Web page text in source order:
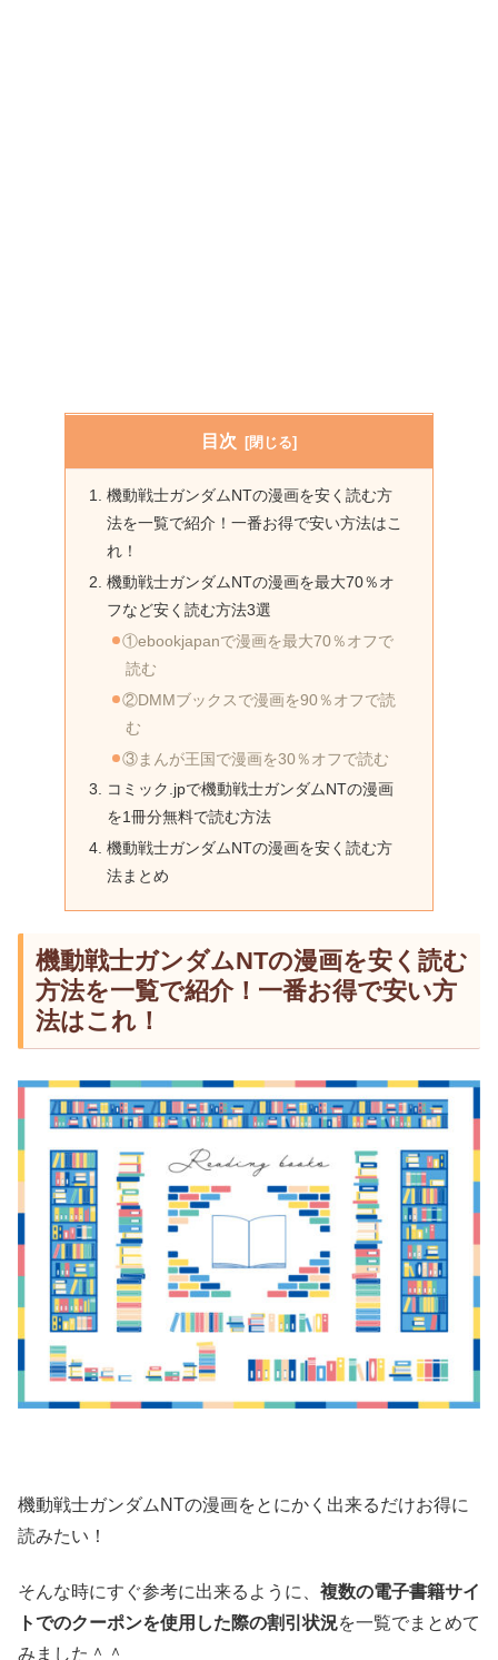
目次
機動戦士ガンダムNTの漫画を安く読む方
法を一覧で紹介！一番お得で安い方法はこ
れ！
機動戦士ガンダムNTの漫画を最大70％オ
フなど安く読む方法3選
①ebookjapanで漫画を最大70％オフで
読む
②DMMブックスで漫画を90％オフで読
む
③まんが王国で漫画を30％オフで読む
コミック.jpで機動戦士ガンダムNTの漫画
を1冊分無料で読む方法
機動戦士ガンダムNTの漫画を安く読む方
法まとめ
機動戦士ガンダムNTの漫画を安く読む
方法を一覧で紹介！一番お得で安い方
法はこれ！
機動戦士ガンダムNTの漫画をとにかく出来るだけお得に
読みたい！
そんな時にすぐ参考に出来るように、 複数の電子書籍サイ
トでのクーポンを使用した際の割引状況を一覧でまとめて
みました＾＾